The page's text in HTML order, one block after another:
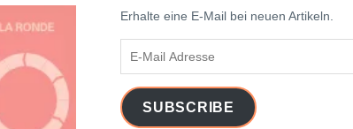
Erhalte eine E-Mail bei neuen Artikeln.
Adresse
SUBSCRIBE